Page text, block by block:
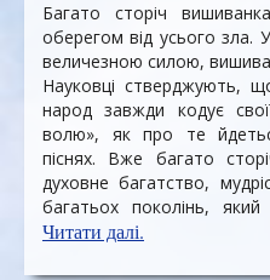
Багато сторіч
оберегом від усього зла.
величезною силою,
Науковці стверджують,
народ завжди кодує
волю», як про те
піснях. Вже багато
духовне багатство,
багатьох поколінь,
Читати далі.